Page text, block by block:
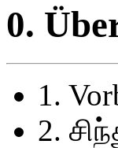
0.
1.
2.